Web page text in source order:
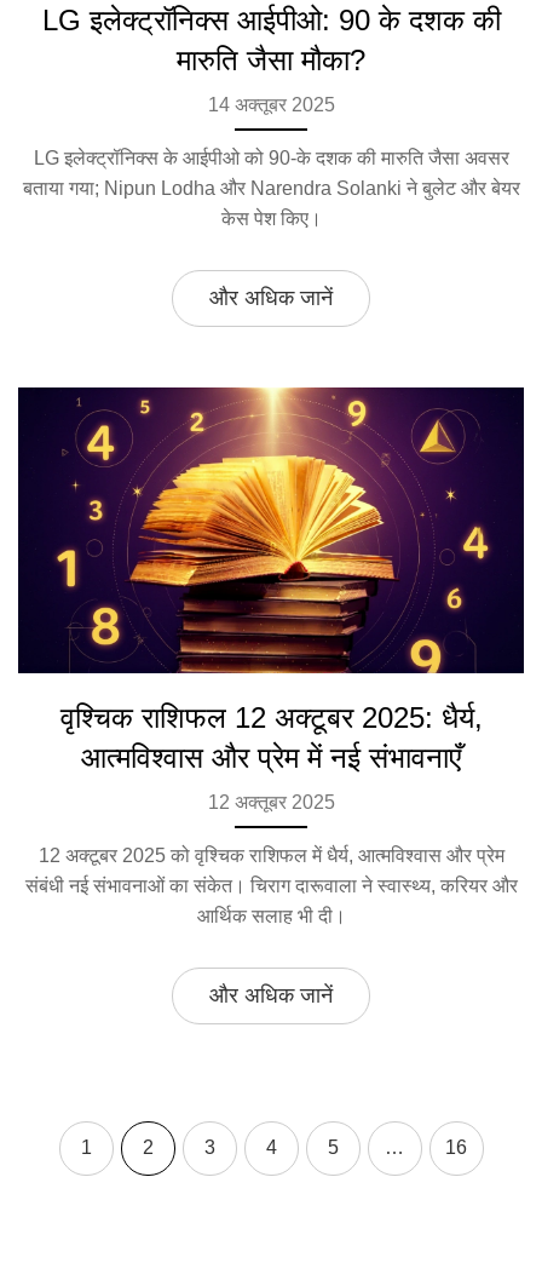
LG इलेक्ट्रॉनिक्स आईपीओ: 90 के दशक की
मारुति जैसा मौका?
14 अक्तूबर 2025
LG इलेक्ट्रॉनिक्स के आईपीओ को 90‑के दशक की मारुति जैसा अवसर
बताया गया; Nipun Lodha और Narendra Solanki ने बुलेट और बेयर
केस पेश किए।
और अधिक जानें
वृश्चिक राशिफल 12 अक्टूबर 2025: धैर्य,
आत्मविश्वास और प्रेम में नई संभावनाएँ
12 अक्तूबर 2025
12 अक्टूबर 2025 को वृश्चिक राशिफल में धैर्य, आत्मविश्वास और प्रेम
संबंधी नई संभावनाओं का संकेत। चिराग दारूवाला ने स्वास्थ्य, करियर और
आर्थिक सलाह भी दी।
और अधिक जानें
1 2 3 4 5 … 16